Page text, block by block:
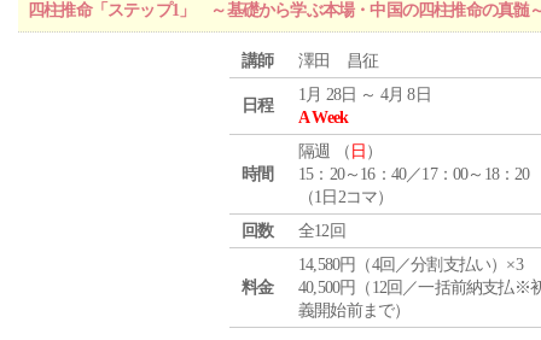
四柱推命「ステップ1」 ～基礎から学ぶ本場・中国の四柱推命の真髄
講師 澤田 昌征
日程
1月 28日 ～ 4月 8日
A Week
時間
隔週 （ 日 ）
15：20～16：40／17：00～18：20
（1日2コマ）
回数
全12回
料金
14,580円（4回／分割支払い）×3
40,500円（12回／一括前納支払※
義開始前まで）